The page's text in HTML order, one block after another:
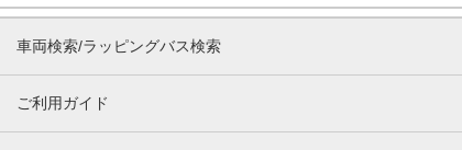
車両検索/ラッピングバス検索
ご利用ガイド